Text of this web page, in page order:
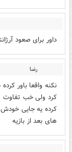
داور برای صعود
رضا
نکنه واقعا باور
کرد ولی خب تفاوت
کرده یه جایی
های بعد از بازیه